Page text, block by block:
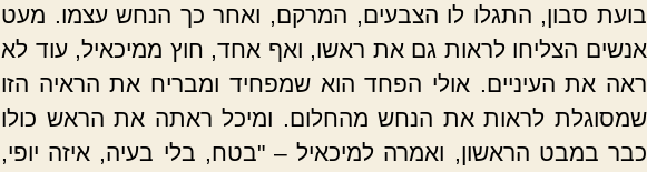
בועת סבון, התגלו לו הצבעים, המרקם, ואחר כך הנחש עצמו. מעט
אנשים הצליחו לראות גם את ראשו, ואף אחד, חוץ ממיכאיל, עוד לא
ראה את העיניים. אולי הפחד הוא שמפחיד ומבריח את הראיה הזו
שמסוגלת לראות את הנחש מהחלום. ומיכל ראתה את הראש כולו
כבר במבט הראשון, ואמרה למיכאיל – "בטח, בלי בעיה, איזה יופי,